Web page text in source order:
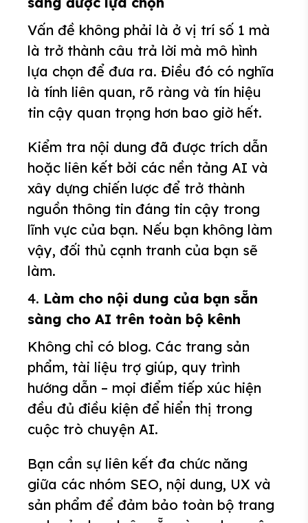
Vấn đề không phải là ở vị trí số 1 mà
là trở thành câu trả lời mà mô hình
lựa chọn để đưa ra. Điều đó có nghĩa
là tính liên quan, rõ ràng và tín hiệu
tin cậy quan trọng hơn bao giờ hết.
Kiểm tra nội dung đã được trích dẫn
hoặc liên kết bởi các nền tảng AI và
xây dựng chiến lược để trở thành
nguồn thông tin đáng tin cậy trong
lĩnh vực của bạn. Nếu bạn không làm
vậy, đối thủ cạnh tranh của bạn sẽ
làm.
4. Làm cho nội dung của bạn sẵn
sàng cho AI trên toàn bộ kênh
Không chỉ có blog. Các trang sản
phẩm, tài liệu trợ giúp, quy trình
hướng dẫn – mọi điểm tiếp xúc hiện
đều đủ điều kiện để hiển thị trong
cuộc trò chuyện AI.
Bạn cần sự liên kết đa chức năng
giữa các nhóm SEO, nội dung, UX và
sản phẩm để đảm bảo toàn bộ trang